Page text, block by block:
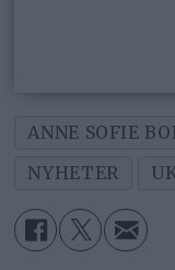
ANNE SOFIE
NYHETER